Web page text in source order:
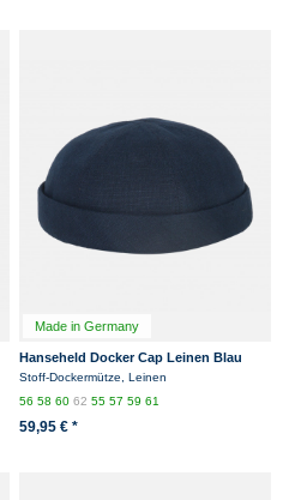
Made in Germany
Hanseheld Docker Cap Leinen Blau
Kurz Flach Segler Sailor Cap
Stoff-Dockermütze, Leinen
5658606255575961
59,95 € *